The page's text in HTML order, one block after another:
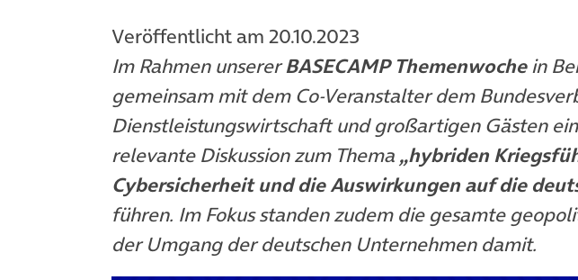
Veröffentlicht am 20.10.2023
Im Rahmen unsererBASECAMP Themenwochein
gemeinsam mit dem Co-Veranstalter dem
Dienstleistungswirtschaft und großartigen Gästen
relevante Diskussion zum Thema „hybriden
Cybersicherheit und die Auswirkungen auf die
führen. Im Fokus standen zudem die gesamte
der Umgang der deutschen Unternehmen damit.